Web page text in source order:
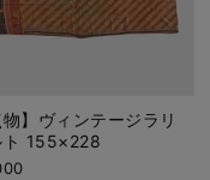
物】ヴィンテージラリ
ト 155×228